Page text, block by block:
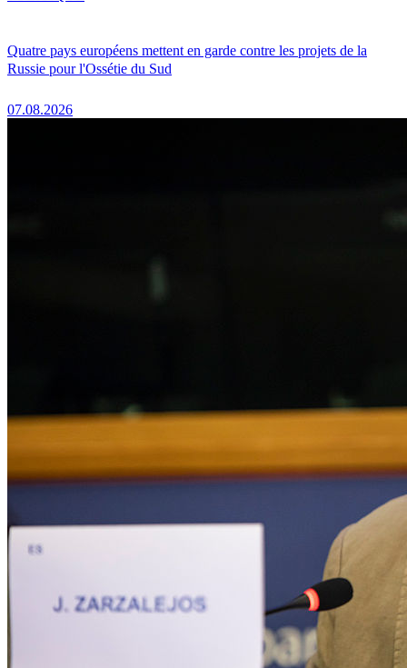
Quatre pays européens mettent en garde contre les projets de la
Russie pour l'Ossétie du Sud
07.08.2026